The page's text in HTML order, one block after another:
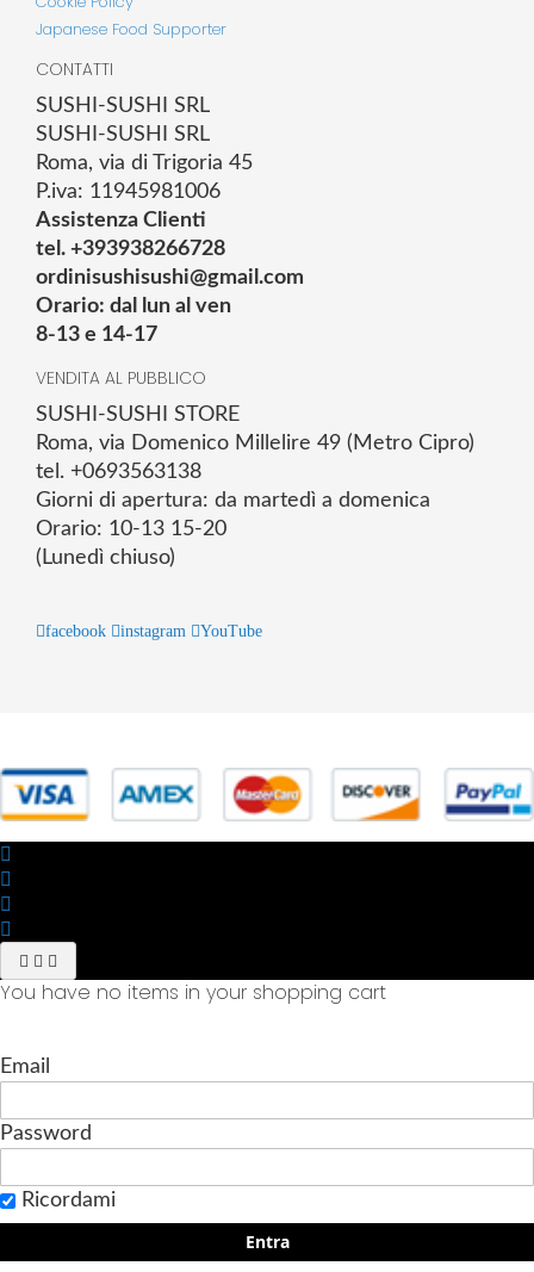
Japanese Food Supporter
CONTATTI
SUSHI-SUSHI SRL
SUSHI-SUSHI SRL
Roma, via di Trigoria 45
P.iva: 11945981006
Assistenza Clienti
tel. +393938266728
ordinisushisushi@gmail.com
Orario: dal lun al ven
8-13 e 14-17
VENDITA AL PUBBLICO
SUSHI-SUSHI STORE
Roma, via Domenico Millelire 49 (Metro Cipro)
tel. +0693563138
Giorni di apertura: da martedì a domenica
Orario: 10-13 15-20
(Lunedì chiuso)
facebook instagram YouTube
You have no items in your shopping cart
Email
Password
Ricordami
Entra